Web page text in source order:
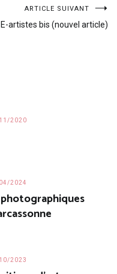
ARTICLE SUIVANT
E-artistes bis (nouvel article)
2020
2024
2023